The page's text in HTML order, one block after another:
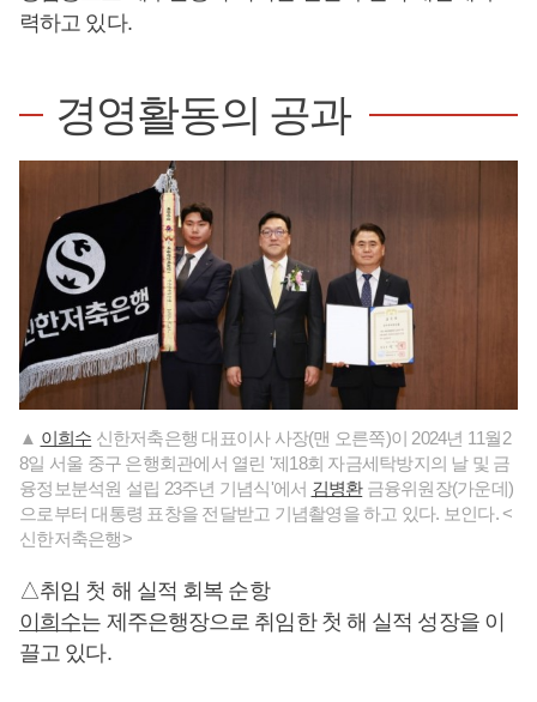
력하고 있다.
경영활동의 공과
▲ 이희수 신한저축은행 대표이사 사장(맨 오른쪽)이 2024년 11월2
8일 서울 중구 은행회관에서 열린 '제18회 자금세탁방지의 날 및 금
융정보분석원 설립 23주년 기념식'에서 김병환금융위원장(가운데)
으로부터 대통령 표창을 전달받고 기념촬영을 하고 있다. 보인다. <
신한저축은행>
△취임 첫 해 실적 회복 순항
이희수는 제주은행장으로 취임한 첫 해 실적 성장을 이
끌고 있다.